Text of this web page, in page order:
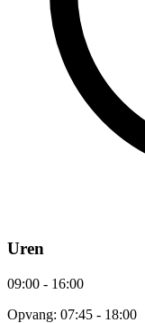
Uren
09:00 - 16:00
Opvang: 07:45 - 18:00